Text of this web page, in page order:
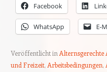
Facebook
WhatsApp E-
Veröffentlicht in Alternsgerechte
und Freizeit, Arbeitsbedingungen,